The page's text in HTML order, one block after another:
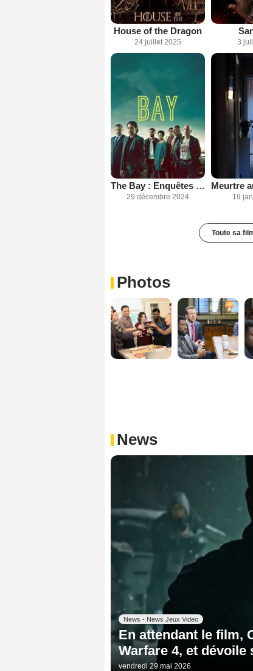
House of the Dragon
24 juillet 2025 3
The Bay : Enquêtes à Morecambe
29 décembre 2024 19
Toute sa
Photos
News
News - News Jeux Video
En attendant le film,
Warfare 4, et
vendredi 29 mai 2026